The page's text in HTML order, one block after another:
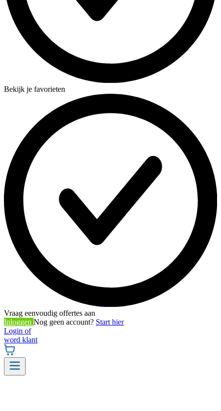
Bekijk je favorieten
Vraag eenvoudig offertes aan
Inloggen Nog geen account? Start hier
Login of
word klant